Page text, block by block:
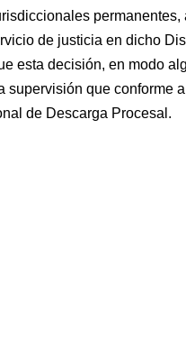
de justicia en dicho
esta decisión, en modo
supervisión que conforme
de Descarga Procesal.